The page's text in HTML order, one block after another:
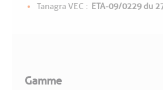
Tanagra VEC : ETA-09/0229 du
Gamme